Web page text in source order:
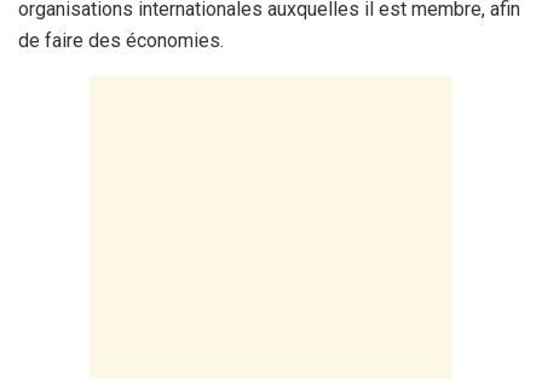
organisations internationales auxquelles il est membre, afin
de faire des économies.